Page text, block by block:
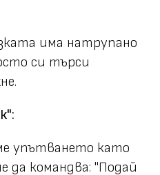
има натрупано
си търси
упътването като
да командва: "Подай